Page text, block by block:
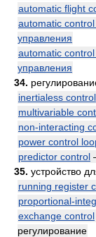
automatic flight
automatic
управления
automatic
управления
34.
inertialess control
multivariable
non-interacting
power control
predictor control
35. устройство
running register
proportional-
exchange control
регулирование